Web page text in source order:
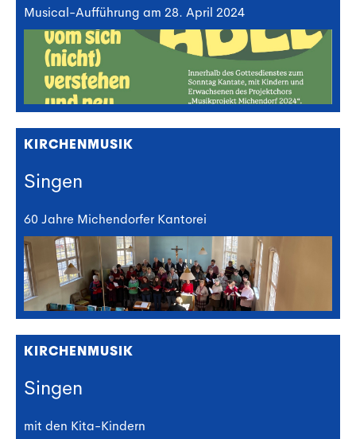
Musical-Aufführung am 28. April 2024
KIRCHENMUSIK
Singen
60 Jahre Michendorfer Kantorei
KIRCHENMUSIK
Singen
mit den Kita-Kindern